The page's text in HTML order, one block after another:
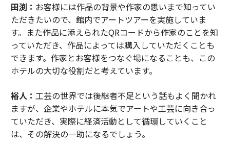
田渕： お客様には作品の背景や作家の思いまで知ってい
ただきたいので、館内でアートツアーを実施していま
す。また作品に添えられたQRコードから作家のことを知
っていただき、作品によっては購入していただくことも
できます。作家とお客様をつなぐ場になることも、この
ホテルの大切な役割だと考えています。
裕人： 工芸の世界では後継者不足という話もよく聞かれ
ますが、企業やホテルに本気でアートや工芸に向き合っ
ていただき、実際に経済活動として循環していくこと
は、その解決の一助になるでしょう。